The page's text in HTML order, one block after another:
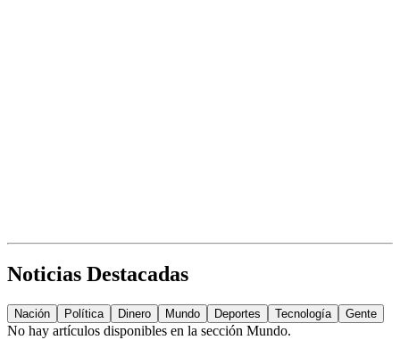
Noticias Destacadas
Nación Política Dinero Mundo Deportes Tecnología Gente
No hay artículos disponibles en la sección Mundo.